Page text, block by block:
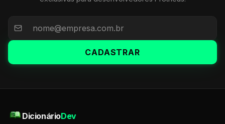
CADASTRAR
DicionárioDev